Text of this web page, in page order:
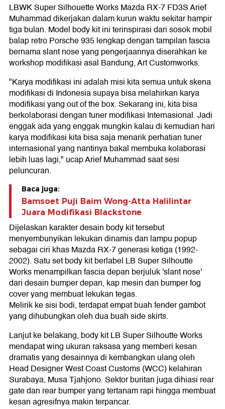
LBWK Super Silhouette Works Mazda RX-7 FD3S Arief
Muhammad dikerjakan dalam kurun waktu sekitar hampir
tiga bulan. Model body kit ini terinspirasi dari sosok mobil
balap retro Porsche 935 lengkap dengan tampilan fascia
bernama slant nose yang pengerjaannya diserahkan ke
workshop modifikasi asal Bandung, Art Customworks.
"Karya modifikasi ini adalah misi kita semua untuk skena
modifikasi di Indonesia supaya bisa melahirkan karya
modifikasi yang out of the box. Sekarang ini, kita bisa
berkolaborasi dengan tuner modifikasi Internasional. Jadi
enggak ada yang enggak mungkin kalau di kemudian hari
karya modifikasi kita bisa saja menarik perhatian tuner
internasional yang nantinya bakal membuka kolaborasi
lebih luas lagi," ucap Arief Muhammad saat sesi
peluncuran.
Baca juga:
Bamsoet Puji Baim Wong-Atta Halilintar
Juara Modifikasi Blackstone
Dijelaskan karakter desain body kit tersebut
menyembunyikan lekukan dinamis dan lampu popup
sebagai ciri khas Mazda RX-7 generasi ketiga (1992-
2002). Satu set body kit berlabel LB Super Silhoutte
Works menampilkan fascia depan berjuluk 'slant nose'
dari desain bumper depan, kap mesin dan bumper fog
cover yang membuat lekukan tegas.
Melirik ke sisi bodi, terdapat empat buah fender gambot
yang dihubungkan oleh dua buah side skirts.
Lanjut ke belakang, body kit LB Super Silhoutte Works
mendapat wing ukuran raksasa yang memberi kesan
dramatis yang desainnya di kembangkan ulang oleh
Head Designer West Coast Customs (WCC) kelahiran
Surabaya, Musa Tjahjono. Sektor buritan juga dihiasi rear
gate dan rear bumper yang tertanam rapi hingga membuat
kesan agresifnya makin terpancar.